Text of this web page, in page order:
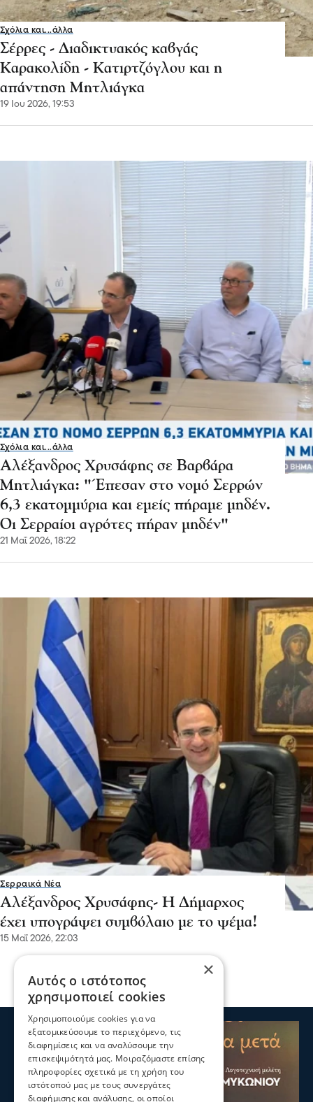
Σχόλια και...άλλα
Σέρρες - Διαδικτυακός καβγάς
Καρακολίδη - Κατιρτζόγλου και η
απάντηση Μητλιάγκα
19 Ιου 2026, 19:53
Σχόλια και...άλλα
Αλέξανδρος Χρυσάφης σε Βαρβάρα
Μητλιάγκα: "Έπεσαν στο νομό Σερρών
6,3 εκατομμύρια και εμείς πήραμε μηδέν.
Οι Σερραίοι αγρότες πήραν μηδέν"
21 Μαΐ 2026, 18:22
Σερραικά Νέα
Αλέξανδρος Χρυσάφης- Η Δήμαρχος
έχει υπογράψει συμβόλαιο με το ψέμα!
15 Μαΐ 2026, 22:03
×
Αυτός ο ιστότοπος
χρησιμοποιεί cookies
Χρησιμοποιούμε cookies για να
εξατομικεύσουμε το περιεχόμενο, τις
διαφημίσεις και να αναλύσουμε την
επισκεψιμότητά μας. Μοιραζόμαστε επίσης
πληροφορίες σχετικά με τη χρήση του
ιστότοπού μας με τους συνεργάτες
διαφήμισης και ανάλυσης, οι οποίοι